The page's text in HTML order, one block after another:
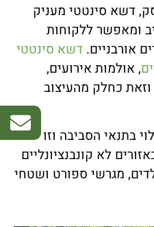
דשא סינטטי מעניק
ומאפשר ללקוחות
אורבניים. דשא סינטטי
, אולמות אירועים,
וזאת כחלק מהעיצוב
בתנאי הסביבה וזו
לא קונבנציונליים
מגרשי ספורט ושטחי